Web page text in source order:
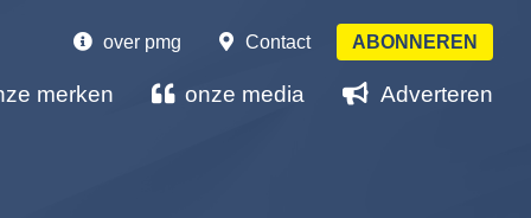
over pmg Contact ABONNEREN
merken onze media Adverteren